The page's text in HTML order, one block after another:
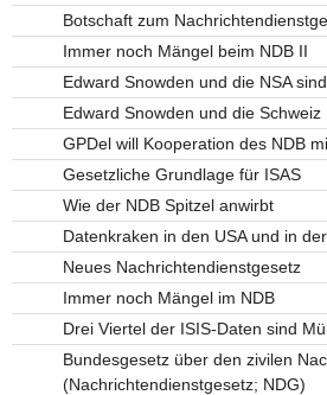
Botschaft zum
Immer noch Mängel beim NDB II
Edward Snowden und die NSA
Edward Snowden und die Schweiz
GPDel will Kooperation des NDB
Gesetzliche Grundlage für ISAS
Wie der NDB Spitzel anwirbt
Datenkraken in den USA und in
Neues Nachrichtendienstgesetz
Immer noch Mängel im NDB
Drei Viertel der ISIS-Daten sind
Bundesgesetz über den zivilen
(Nachrichtendienstgesetz; NDG)